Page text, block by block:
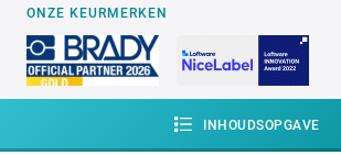
INHOUDSOPGAVE
ONZE KEURMERKEN
Website door